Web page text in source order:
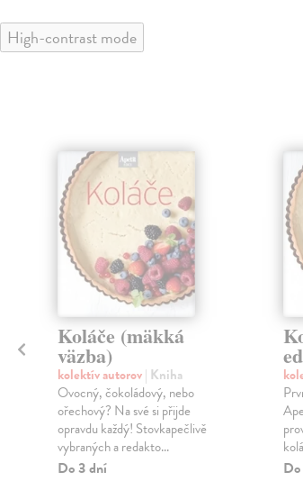
High-contrast mode
Koláče (mäkká
väzba)
kolektív autorov| Kniha
Ovocný, čokoládový, nebo
ořechový? Na své si přijde
opravdu každý! Stovkapečlivě
vybraných a redakto...
Do 3 dní